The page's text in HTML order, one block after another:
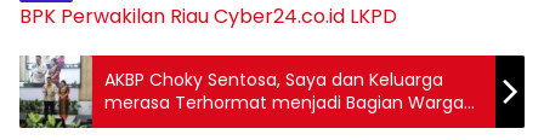
BPK Perwakilan RiauCyber24.co.id LKPD
AKBP Choky Sentosa, Saya dan Keluarga
merasa Terhormat menjadi Bagian Warga
Labuhanbatu